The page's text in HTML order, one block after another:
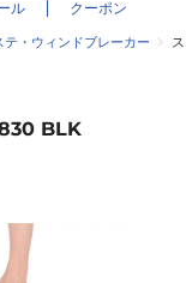
ル クーポン
テ・ウィンドブレーカー
BLK